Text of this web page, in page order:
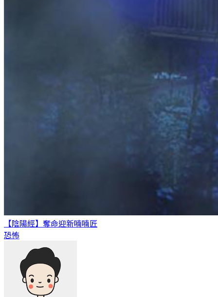
【陰陽經】奪命迎新喃喃匠
恐怖